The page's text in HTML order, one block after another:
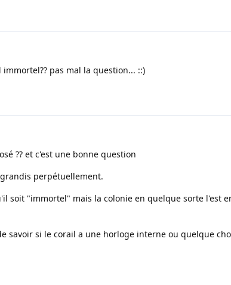
pas mal la question... ::)
?? et c'est une bonne question
perpétuellement.
soit "immortel" mais la colonie en quelque sorte l'est
savoir si le corail a une horloge interne ou quelque